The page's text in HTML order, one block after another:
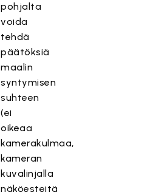
pohjalta
voida
tehdä
päätöksiä
maalin
syntymisen
suhteen
(ei
oikeaa
kamerakulmaa,
kameran
kuvalinjalla
näköesteitä